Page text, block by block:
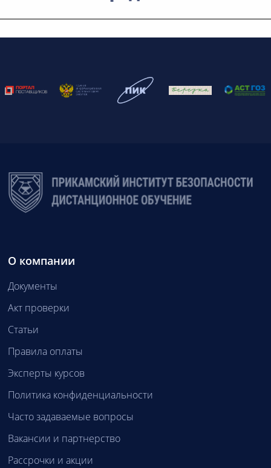
О компании
Документы
Акт проверки
Статьи
Правила оплаты
Эксперты курсов
Политика конфиденциальности
Часто задаваемые вопросы
Вакансии и партнерство
Рассрочки и акции